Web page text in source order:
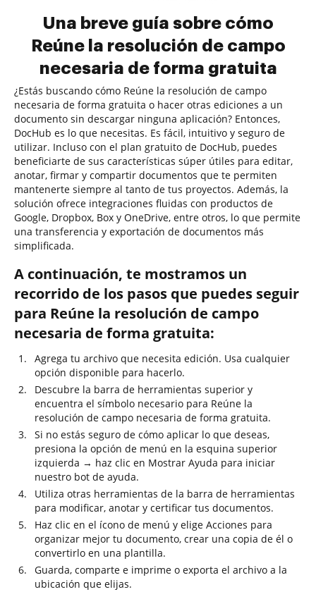
Una breve guía sobre cómo
Reúne la resolución de campo
necesaria de forma gratuita
¿Estás buscando cómo Reúne la resolución de campo
necesaria de forma gratuita o hacer otras ediciones a un
documento sin descargar ninguna aplicación? Entonces,
DocHub es lo que necesitas. Es fácil, intuitivo y seguro de
utilizar. Incluso con el plan gratuito de DocHub, puedes
beneficiarte de sus características súper útiles para editar,
anotar, firmar y compartir documentos que te permiten
mantenerte siempre al tanto de tus proyectos. Además, la
solución ofrece integraciones fluidas con productos de
Google, Dropbox, Box y OneDrive, entre otros, lo que permite
una transferencia y exportación de documentos más
simplificada.
A continuación, te mostramos un
recorrido de los pasos que puedes seguir
para Reúne la resolución de campo
necesaria de forma gratuita:
Agrega tu archivo que necesita edición. Usa cualquier
opción disponible para hacerlo.
Descubre la barra de herramientas superior y
encuentra el símbolo necesario para Reúne la
resolución de campo necesaria de forma gratuita.
Si no estás seguro de cómo aplicar lo que deseas,
presiona la opción de menú en la esquina superior
izquierda → haz clic en Mostrar Ayuda para iniciar
nuestro bot de ayuda.
Utiliza otras herramientas de la barra de herramientas
para modificar, anotar y certificar tus documentos.
Haz clic en el ícono de menú y elige Acciones para
organizar mejor tu documento, crear una copia de él o
convertirlo en una plantilla.
Guarda, comparte e imprime o exporta el archivo a la
ubicación que elijas.